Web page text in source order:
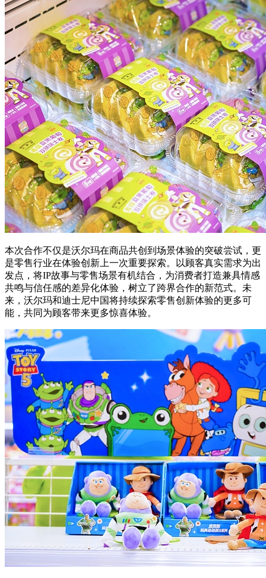
本次合作不仅是沃尔玛在商品共创到场景体验的突破尝试，更
是零售行业在体验创新上一次重要探索。以顾客真实需求为出
发点，将IP故事与零售场景有机结合，为消费者打造兼具情感
共鸣与信任感的差异化体验，树立了跨界合作的新范式。未
来，沃尔玛和迪士尼中国将持续探索零售创新体验的更多可
能，共同为顾客带来更多惊喜体验。